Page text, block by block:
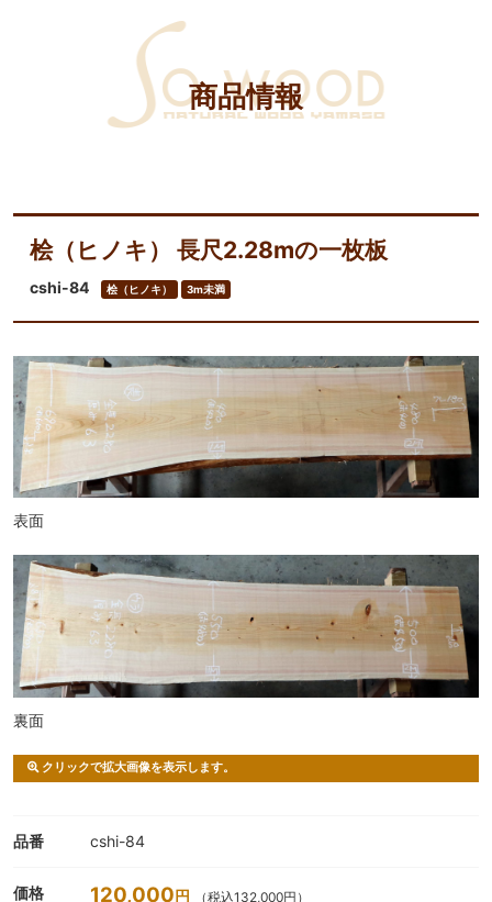
商品情報
桧（ヒノキ） 長尺2.28mの一枚板
cshi-84 桧（ヒノキ） 3m未満
表面
裏面
クリックで拡大画像を表示します。
品番 cshi-84
価格 120,000円 （税込132,000円）